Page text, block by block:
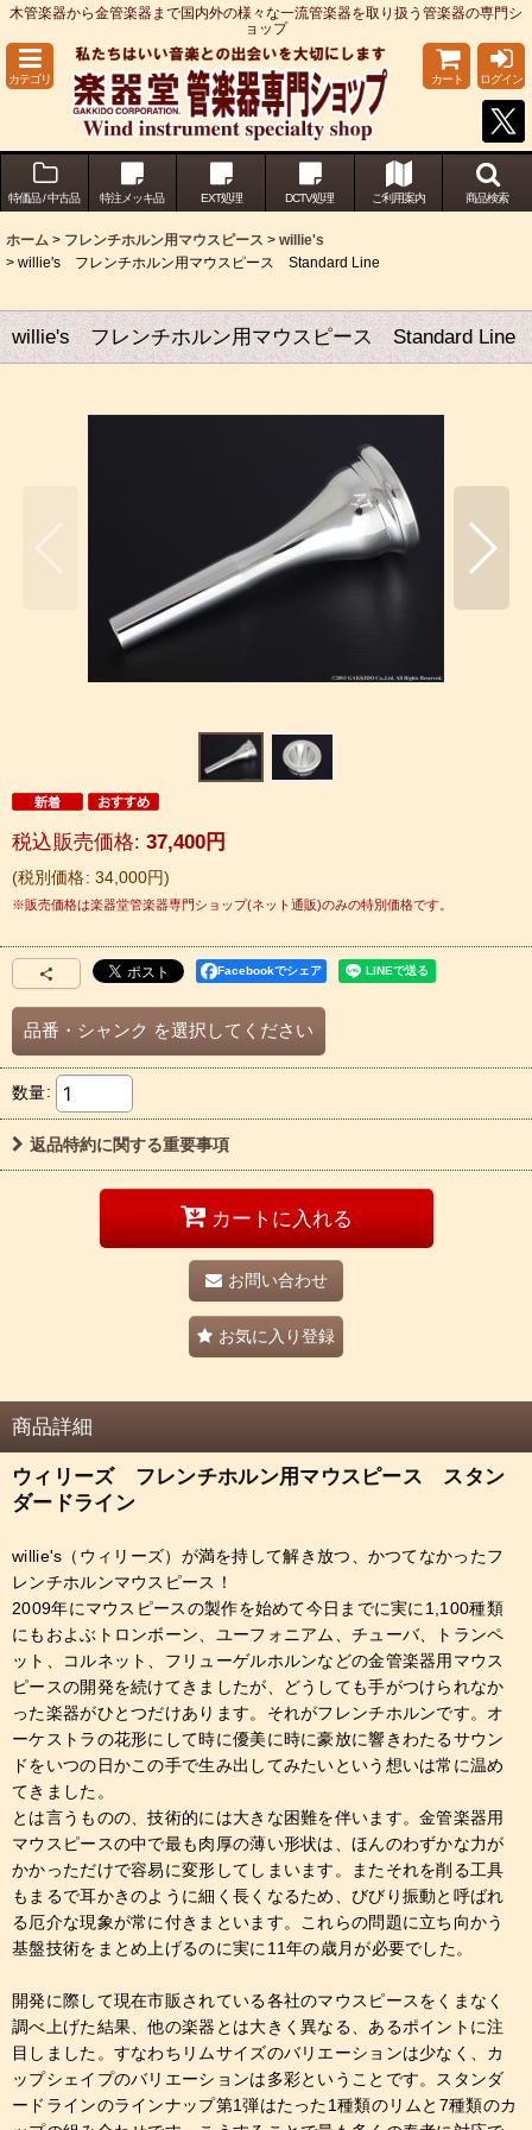
木管楽器から金管楽器まで国内外の様々な一流管楽器を取り扱う管楽器の専門シ
ョップ
カテゴリ カート ログイン
特価品 / 中古品 特注メッキ品 EXT処理 DCTV処理 ご利用案内 商品検索
ホーム > フレンチホルン用マウスピース > willie's
> willie's フレンチホルン用マウスピース Standard Line
willie's フレンチホルン用マウスピース Standard Line
税別価格: 34,000円
税込 : 37,400円
Facebookでシェア
品番・シャンク を選択してください
数量:
返品特約に関する重要事項
カートに入れる
お問い合わせ
お気に入り登録
商品詳細
ウィリーズ フレンチホルン用マウスピース スタン
ダードライン
willie's（ウィリーズ）が満を持して解き放つ、かつてなかったフ
レンチホルンマウスピース！
2009年にマウスピースの製作を始めて今日までに実に1,100種類
にもおよぶトロンボーン、ユーフォニアム、チューバ、トランペ
ット、コルネット、フリューゲルホルンなどの金管楽器用マウス
ピースの開発を続けてきましたが、どうしても手がつけられなか
った楽器がひとつだけあります。それがフレンチホルンです。オ
ーケストラの花形にして時に優美に時に豪放に響きわたるサウン
ドをいつの日かこの手で生み出してみたいという想いは常に温め
てきました。
とは言うものの、技術的には大きな困難を伴います。金管楽器用
マウスピースの中で最も肉厚の薄い形状は、ほんのわずかな力が
かかっただけで容易に変形してしまいます。またそれを削る工具
もまるで耳かきのように細く長くなるため、びびり振動と呼ばれ
る厄介な現象が常に付きまといます。これらの問題に立ち向かう
基盤技術をまとめ上げるのに実に11年の歳月が必要でした。
開発に際して現在市販されている各社のマウスピースをくまなく
調べ上げた結果、他の楽器とは大きく異なる、あるポイントに注
目しました。すなわちリムサイズのバリエーションは少なく、カ
ップシェイプのバリエーションは多彩ということです。スタンダ
ードラインのラインナップ第1弾はたった1種類のリムと7種類のカ